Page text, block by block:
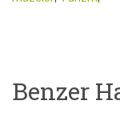
Benzer